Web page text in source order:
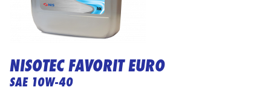
NISOTEC FAVORIT EURO
SAE 10W-40